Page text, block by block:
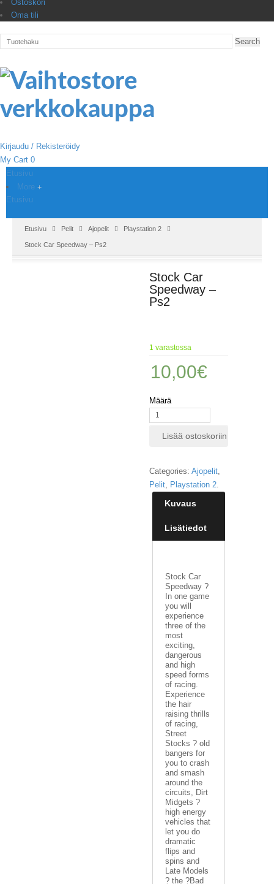
Ostoskori
Oma tili
Kirjaudu / Rekisteröidy
My Cart 0
Etusivu
More
Etusivu
Etusivu Pelit Ajopelit Playstation 2
Stock Car Speedway – Ps2
Stock Car
Speedway –
Ps2
1 varastossa
10,00€
Määrä
Lisää ostoskoriin
Categories: Ajopelit,
Pelit, Playstation 2.
Kuvaus
Lisätiedot
Stock Car
Speedway ?
In one game
you will
experience
three of the
most
exciting,
dangerous
and high
speed forms
of racing.
Experience
the hair
raising thrills
of racing,
Street
Stocks ? old
bangers for
you to crash
and smash
around the
circuits, Dirt
Midgets ?
high energy
vehicles that
let you do
dramatic
flips and
spins and
Late Models
? the ?Bad